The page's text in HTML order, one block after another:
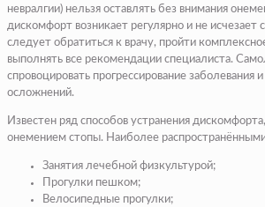
невралгии) нельзя оставлять без внимания
дискомфорт возникает регулярно и не исчезает
следует обратиться к врачу, пройти
выполнять все рекомендации специалиста.
спровоцировать прогрессирование заболевания
осложнений.
Известен ряд способов устранения дискомфорта,
онемением стопы. Наиболее
Занятия лечебной физкультурой;
Прогулки пешком;
Велосипедные прогулки;